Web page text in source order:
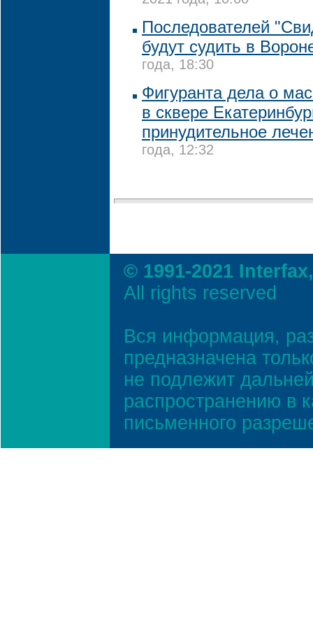
Последователей
будут судить в
года, 18:30
Фигуранта дела о
в сквере
принудительное
года, 12:32
© 1991-2021
All rights reserved
Вся информация,
предназначена
не подлежит
распространению в
письменного